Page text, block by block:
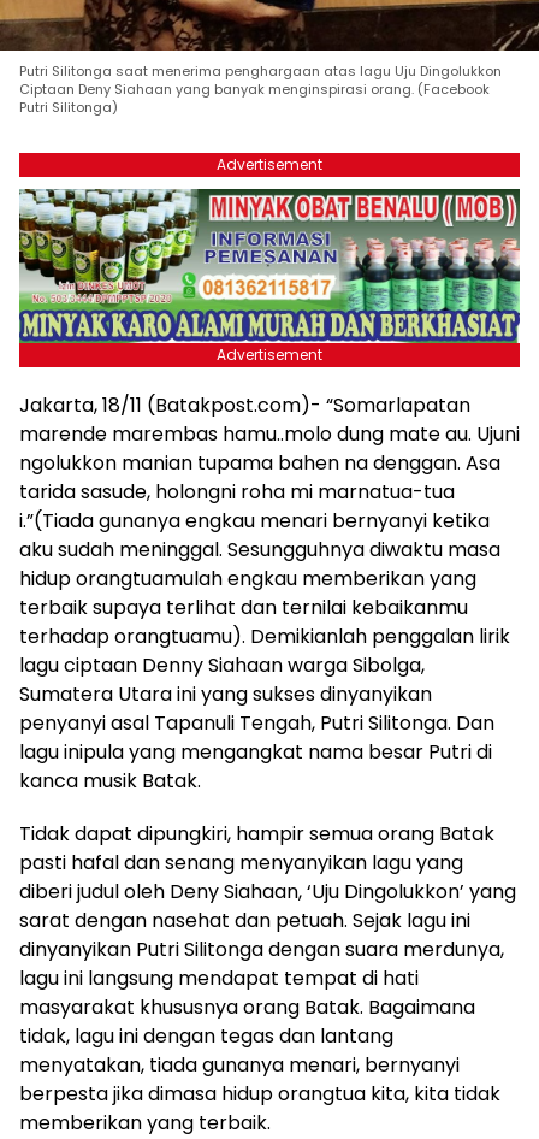
Putri Silitonga saat menerima penghargaan atas lagu Uju Dingolukkon
Ciptaan Deny Siahaan yang banyak menginspirasi orang. (Facebook
Putri Silitonga)
Advertisement
Advertisement
Jakarta, 18/11 (Batakpost.com)- “Somarlapatan
marende marembas hamu..molo dung mate au. Ujuni
ngolukkon manian tupama bahen na denggan. Asa
tarida sasude, holongni roha mi marnatua-tua
i.”(Tiada gunanya engkau menari bernyanyi ketika
aku sudah meninggal. Sesungguhnya diwaktu masa
hidup orangtuamulah engkau memberikan yang
terbaik supaya terlihat dan ternilai kebaikanmu
terhadap orangtuamu). Demikianlah penggalan lirik
lagu ciptaan Denny Siahaan warga Sibolga,
Sumatera Utara ini yang sukses dinyanyikan
penyanyi asal Tapanuli Tengah, Putri Silitonga. Dan
lagu inipula yang mengangkat nama besar Putri di
kanca musik Batak.
Tidak dapat dipungkiri, hampir semua orang Batak
pasti hafal dan senang menyanyikan lagu yang
diberi judul oleh Deny Siahaan, ‘Uju Dingolukkon’ yang
sarat dengan nasehat dan petuah. Sejak lagu ini
dinyanyikan Putri Silitonga dengan suara merdunya,
lagu ini langsung mendapat tempat di hati
masyarakat khususnya orang Batak. Bagaimana
tidak, lagu ini dengan tegas dan lantang
menyatakan, tiada gunanya menari, bernyanyi
berpesta jika dimasa hidup orangtua kita, kita tidak
memberikan yang terbaik.